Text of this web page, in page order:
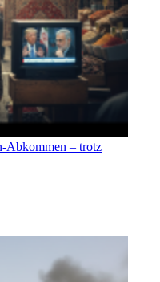
Abkommen – trotz